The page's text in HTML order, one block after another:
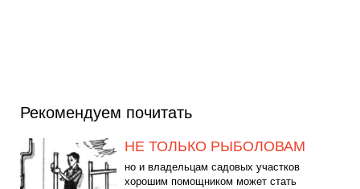
Рекомендуем почитать
НЕ ТОЛЬКО РЫБОЛОВАМ
но и владельцам садовых участков
хорошим помощником может стать